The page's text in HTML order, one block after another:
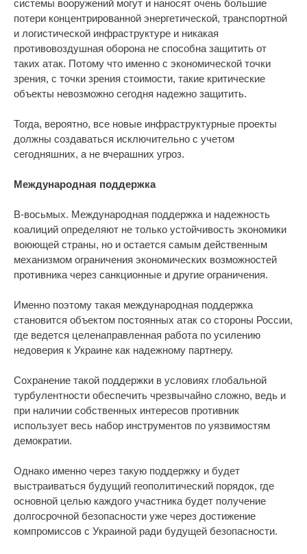
системы вооружений могут и наносят очень большие
потери концентрированной энергетической, транспортной
и логистической инфраструктуре и никакая
противовоздушная оборона не способна защитить от
таких атак. Потому что именно с экономической точки
зрения, с точки зрения стоимости, такие критические
объекты невозможно сегодня надежно защитить.
Тогда, вероятно, все новые инфраструктурные проекты
должны создаваться исключительно с учетом
сегодняшних, а не вчерашних угроз.
Международная поддержка
В-восьмых. Международная поддержка и надежность
коалиций определяют не только устойчивость экономики
воюющей страны, но и остается самым действенным
механизмом ограничения экономических возможностей
противника через санкционные и другие ограничения.
Именно поэтому такая международная поддержка
становится объектом постоянных атак со стороны России,
где ведется целенаправленная работа по усилению
недоверия к Украине как надежному партнеру.
Сохранение такой поддержки в условиях глобальной
турбулентности обеспечить чрезвычайно сложно, ведь и
при наличии собственных интересов противник
использует весь набор инструментов по уязвимостям
демократии.
Однако именно через такую поддержку и будет
выстраиваться будущий геополитический порядок, где
основной целью каждого участника будет получение
долгосрочной безопасности уже через достижение
компромиссов с Украиной ради будущей безопасности.